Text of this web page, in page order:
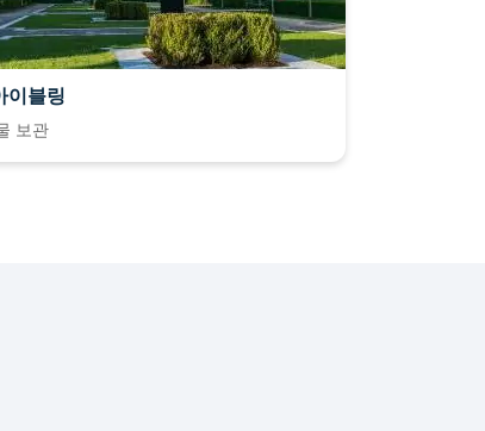
이블링
보관